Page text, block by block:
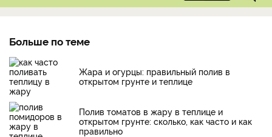
Больше по теме
Жара и огурцы: правильный полив в
открытом грунте и теплице
Полив томатов в жару в теплице и
открытом грунте: сколько, как часто и как
правильно